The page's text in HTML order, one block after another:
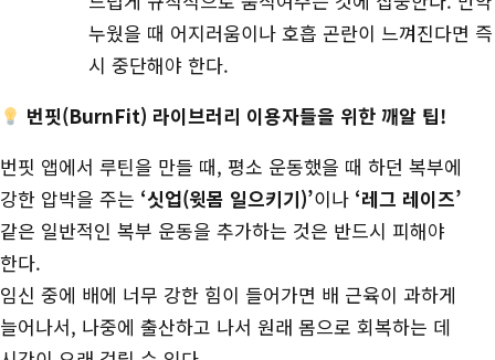
누웠을 때 어지러움이나 호흡 곤란이 느껴진다면 즉
시 중단해야 한다.
번핏(BurnFit) 라이브러리 이용자들을 위한 깨알 팁!
번핏 앱에서 루틴을 만들 때, 평소 운동했을 때 하던 복부에
강한 압박을 주는 ‘싯업(윗몸 일으키기)’이나 ‘레그 레이즈’
같은 일반적인 복부 운동을 추가하는 것은 반드시 피해야
한다.
임신 중에 배에 너무 강한 힘이 들어가면 배 근육이 과하게
늘어나서, 나중에 출산하고 나서 원래 몸으로 회복하는 데